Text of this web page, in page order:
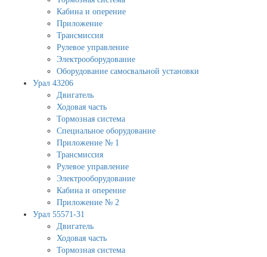
Кабина и оперение
Приложение
Трансмиссия
Рулевое управление
Электрооборудование
Оборудование самосвальной установки
Урал 43206
Двигатель
Ходовая часть
Тормозная система
Специальное оборудование
Приложение № 1
Трансмиссия
Рулевое управление
Электрооборудование
Кабина и оперение
Приложение № 2
Урал 55571-31
Двигатель
Ходовая часть
Тормозная система